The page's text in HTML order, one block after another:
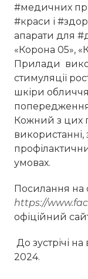
#медичних
#краси і
апарати для
«Корона 05»,
Прилади
стимуляції
шкіри
Кожний з цих
використанні,
умовах.
Посилання на
https://
офіційний
До зустрічі
2024.